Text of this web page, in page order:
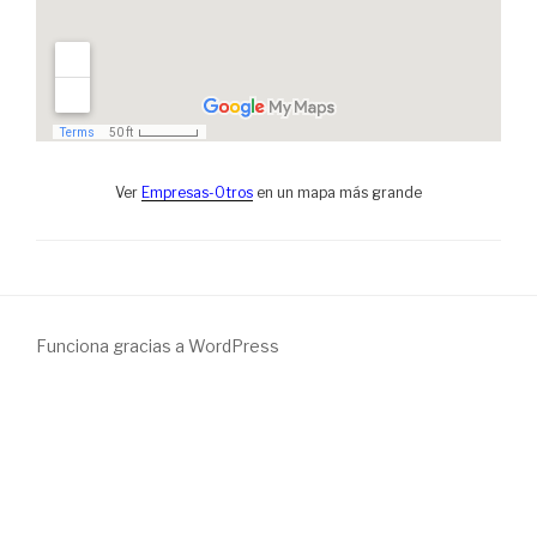
Ver Empresas-Otros en un mapa más grande
Funciona gracias a WordPress